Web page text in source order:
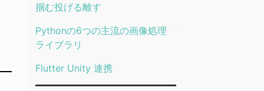
掴む投げる離す
Pythonの6つの主流の画像処理
ライブラリ
Flutter Unity 連携